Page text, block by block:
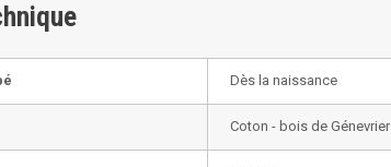
Dès la naissance
Coton - bois de Génevrier